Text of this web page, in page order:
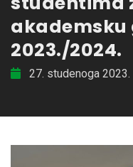
akademsku
2023./2024.
27. studenoga 2023.